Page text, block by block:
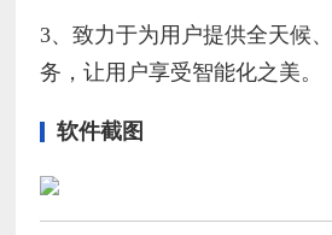
3、致力于为用户提供全天候
务，让用户享受智能化之美。
软件截图